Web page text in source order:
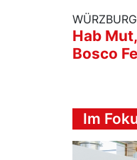
WÜRZBURG
Hab
Bosco
Im